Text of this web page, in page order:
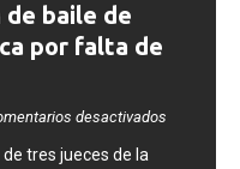
de baile de
por falta de
desactivados
tres jueces de la